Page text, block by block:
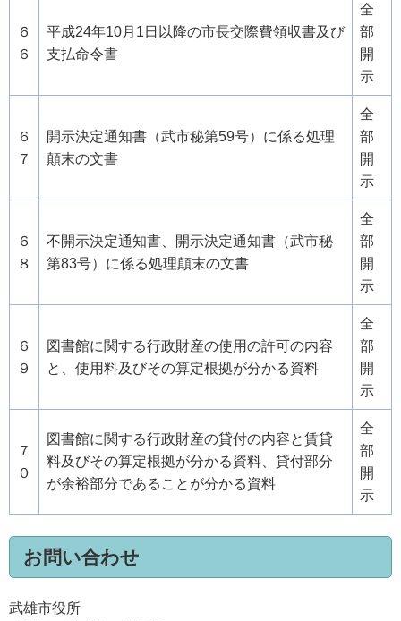
６
６
平成24年10月1日以降の市長交際費領収書及び
支払命令書
全
部
開
示
６
７
開示決定通知書（武市秘第59号）に係る処理
顛末の文書
全
部
開
示
６
８
不開示決定通知書、開示決定通知書（武市秘
第83号）に係る処理顛末の文書
全
部
開
示
６
９
図書館に関する行政財産の使用の許可の内容
と、使用料及びその算定根拠が分かる資料
全
部
開
示
７
０
図書館に関する行政財産の貸付の内容と賃貸
料及びその算定根拠が分かる資料、貸付部分
が余裕部分であることが分かる資料
全
部
開
示
お問い合わせ
武雄市役所